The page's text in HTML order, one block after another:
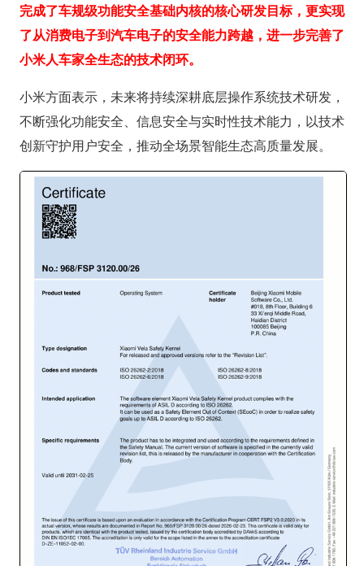
完成了车规级功能安全基础内核的核心研发目标，更实现
了从消费电子到汽车电子的安全能力跨越，进一步完善了
小米人车家全生态的技术闭环。
小米方面表示，未来将持续深耕底层操作系统技术研发，
不断强化功能安全、信息安全与实时性技术能力，以技术
创新守护用户安全，推动全场景智能生态高质量发展。